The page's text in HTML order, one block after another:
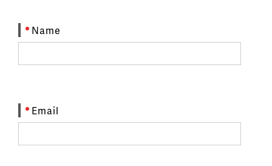
Name
Email